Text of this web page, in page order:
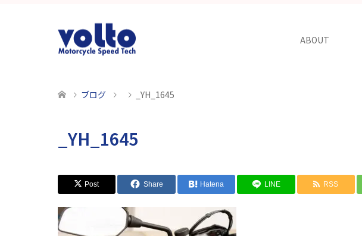
ABOUT
ブログ _YH_1645
_YH_1645
Post Share Hatena LINE RSS